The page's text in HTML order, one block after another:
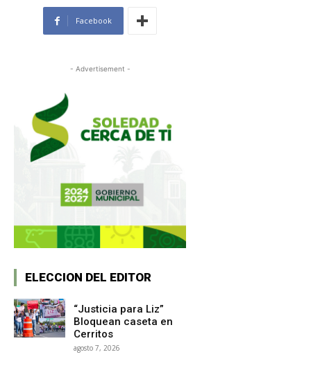
Facebook
- Advertisement -
ELECCION DEL EDITOR
“Justicia para Liz”
Bloquean caseta en
Cerritos
agosto 7, 2026